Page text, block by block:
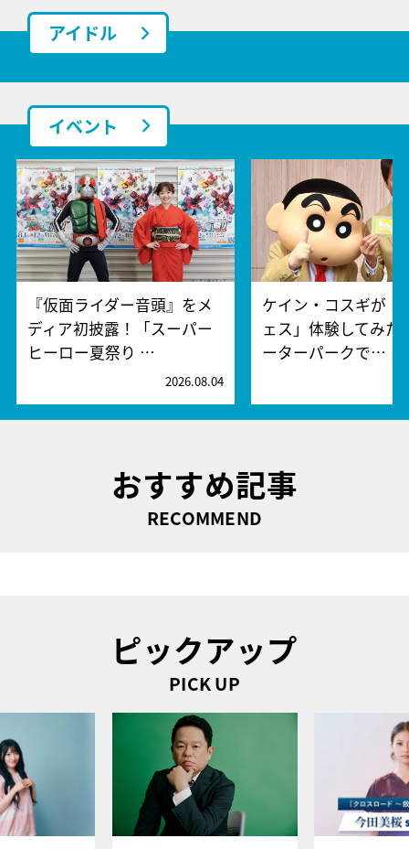
アイドル
イベント
『仮面ライダー音頭』をメ
ディア初披露！「スーパー
ヒーロー夏祭り …
2026.08.04
ケイン・コスギが「
ェス」体験してみた
ーターパークで…
おすすめ記事
RECOMMEND
ピックアップ
PICK UP